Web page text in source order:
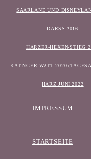
SAARLAND UND
DARSS 2016
HARZER-HEXEN-STIEG
KATINGER WATT 2020
HARZ JUNI 2022
IMPRESSUM
STARTSEITE